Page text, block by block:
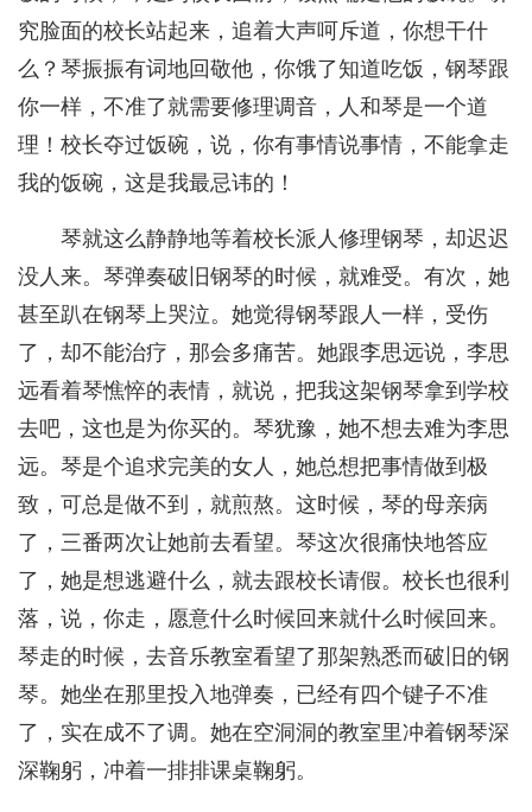
究脸面的校长站起来，追着大声呵斥道，你想干什
么？琴振振有词地回敬他，你饿了知道吃饭，钢琴跟
你一样，不准了就需要修理调音，人和琴是一个道
理！校长夺过饭碗，说，你有事情说事情，不能拿走
我的饭碗，这是我最忌讳的！
琴就这么静静地等着校长派人修理钢琴，却迟迟
没人来。琴弹奏破旧钢琴的时候，就难受。有次，她
甚至趴在钢琴上哭泣。她觉得钢琴跟人一样，受伤
了，却不能治疗，那会多痛苦。她跟李思远说，李思
远看着琴憔悴的表情，就说，把我这架钢琴拿到学校
去吧，这也是为你买的。琴犹豫，她不想去难为李思
远。琴是个追求完美的女人，她总想把事情做到极
致，可总是做不到，就煎熬。这时候，琴的母亲病
了，三番两次让她前去看望。琴这次很痛快地答应
了，她是想逃避什么，就去跟校长请假。校长也很利
落，说，你走，愿意什么时候回来就什么时候回来。
琴走的时候，去音乐教室看望了那架熟悉而破旧的钢
琴。她坐在那里投入地弹奏，已经有四个键子不准
了，实在成不了调。她在空洞洞的教室里冲着钢琴深
深鞠躬，冲着一排排课桌鞠躬。